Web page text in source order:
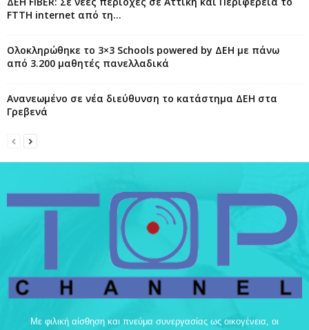
FTTH internet από τη...
Ολοκληρώθηκε το 3×3 Schools powered by ΔΕΗ με πάνω
από 3.200 μαθητές πανελλαδικά
Ανανεωμένο σε νέα διεύθυνση το κατάστημα ΔΕΗ στα
Γρεβενά
Με φιλική αίσθηση και πνεύμα συνεργασίας ως οικογένεια, οι